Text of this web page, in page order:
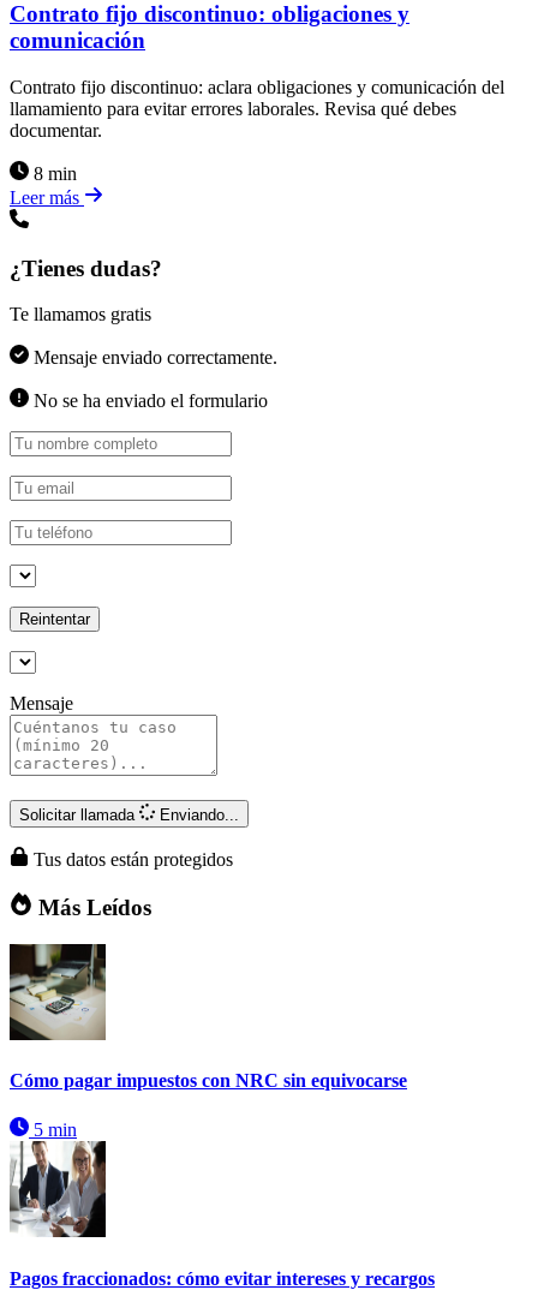
Contrato fijo discontinuo: obligaciones y
comunicación
Contrato fijo discontinuo: aclara obligaciones y comunicación del
llamamiento para evitar errores laborales. Revisa qué debes
documentar.
8 min
Leer más
¿Tienes dudas?
Te llamamos gratis
Mensaje enviado correctamente.
No se ha enviado el formulario
Reintentar
Mensaje
Solicitar llamada Enviando...
Tus datos están protegidos
Más Leídos
Cómo pagar impuestos con NRC sin equivocarse
5 min
Pagos fraccionados: cómo evitar intereses y recargos